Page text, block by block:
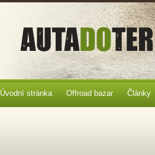
Úvodní stránka Offroad bazar Články